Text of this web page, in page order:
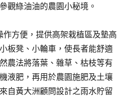
觀綠油油的農園小秘境。
方便，提供高架栽植區及墊高
板凳、小輪車，使長者能舒適
農法將落葉、雜草、枯枝等有
液肥，再用於農園施肥及土壤
自黃大洲顧問設計之雨水貯留